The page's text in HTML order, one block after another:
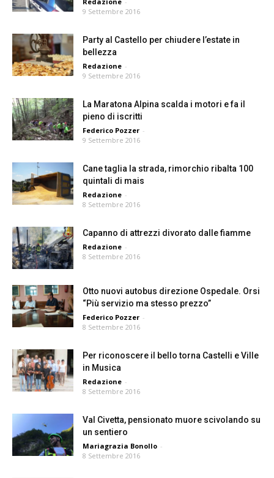
9 Settembre 2016
Party al Castello per chiudere l’estate in
bellezza
Redazione -
9 Settembre 2016
La Maratona Alpina scalda i motori e fa il
pieno di iscritti
Federico Pozzer -
9 Settembre 2016
Cane taglia la strada, rimorchio ribalta 100
quintali di mais
Redazione -
8 Settembre 2016
Capanno di attrezzi divorato dalle fiamme
Redazione -
8 Settembre 2016
Otto nuovi autobus direzione Ospedale. Orsi
“Più servizio ma stesso prezzo”
Federico Pozzer -
8 Settembre 2016
Per riconoscere il bello torna Castelli e Ville
in Musica
Redazione -
8 Settembre 2016
Val Civetta, pensionato muore scivolando su
un sentiero
Mariagrazia Bonollo -
8 Settembre 2016